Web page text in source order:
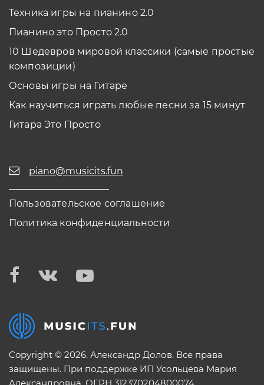
Техника игры на пианино 2.0
Пианино это Просто 2.0
10 Шедевров мировой классики (самые простые
композиции)
Основы игры на Гитаре
Как научиться играть любые песни за 15 минут
Гитара Это Просто
piano@musicits.fun
Пользовательское соглашение
Политика конфиденциальности
Copyright © 2026. Александр Долов. Все права
защищены. При поддержке ИП Усольцева Мария